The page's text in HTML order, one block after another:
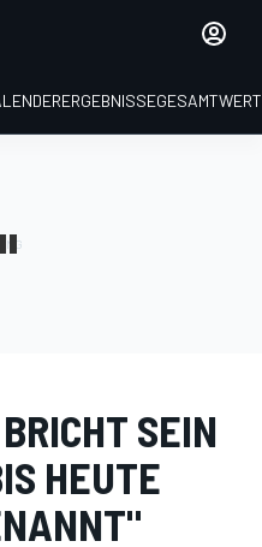
ERGEBNISSE
SEIN
HEUTE